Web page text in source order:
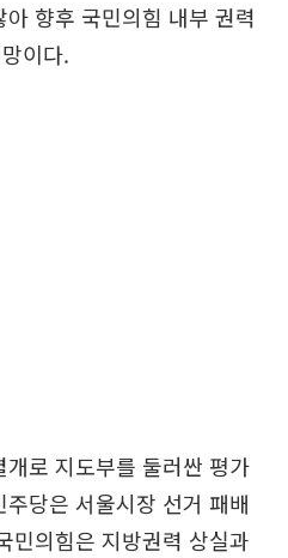
향후 국민의힘 내부 권력
이다.
로 지도부를 둘러싼 평가
당은 서울시장 선거 패배
민의힘은 지방권력 상실과